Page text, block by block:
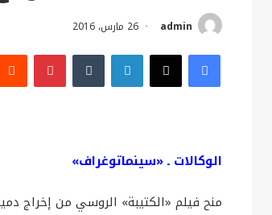
admin 26 مارس، 2016
فيسبوكX لينكدإن
الوكالات ـ «سينماتوغراف»
منح فيلم «الكتيبة» الروسي من إخراج